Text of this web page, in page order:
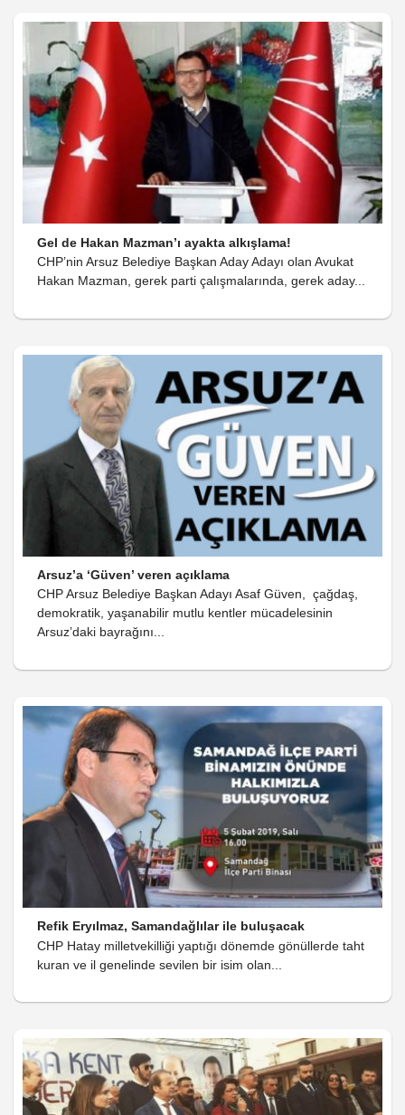
Gel de Hakan Mazman’ı ayakta alkışlama!
CHP’nin Arsuz Belediye Başkan Aday Adayı olan Avukat
Hakan Mazman, gerek parti çalışmalarında, gerek aday...
Arsuz’a ‘Güven’ veren açıklama
CHP Arsuz Belediye Başkan Adayı Asaf Güven, çağdaş,
demokratik, yaşanabilir mutlu kentler mücadelesinin
Arsuz’daki bayrağını...
Refik Eryılmaz, Samandağlılar ile buluşacak
CHP Hatay milletvekilliği yaptığı dönemde gönüllerde taht
kuran ve il genelinde sevilen bir isim olan...